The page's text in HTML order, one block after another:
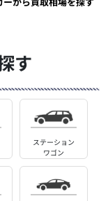
す
ステーション
ワゴン